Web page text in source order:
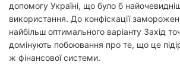
допомогу Україні, що було б
використання. До конфіскації
найбільш оптимального варіанту Захід
домінують побоювання про те, що це
ж фінансової системи.